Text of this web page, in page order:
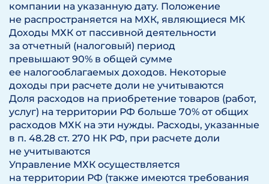
компании на указанную дату. Положение
не распространяется на МХК, являющиеся МК
Доходы МХК от пассивной деятельности
за отчетный (налоговый) период
превышают 90% в общей сумме
ее налогооблагаемых доходов. Некоторые
доходы при расчете доли не учитываются
Доля расходов на приобретение товаров (работ,
услуг) на территории РФ больше 70% от общих
расходов МХК на эти нужды. Расходы, указанные
в п. 48.28 ст. 270 НК РФ, при расчете доли
не учитываются
Управление МХК осуществляется
на территории РФ (также имеются требования